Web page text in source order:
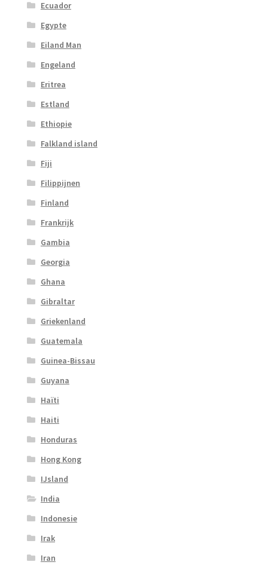
Ecuador
Egypte
Eiland Man
Engeland
Eritrea
Estland
Ethiopie
Falkland island
Fiji
Filippijnen
Finland
Frankrijk
Gambia
Georgia
Ghana
Gibraltar
Griekenland
Guatemala
Guinea-Bissau
Guyana
Haïti
Haiti
Honduras
Hong Kong
IJsland
India
Indonesie
Irak
Iran